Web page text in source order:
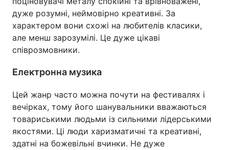
дуже розумні, неймовірно креативні. За
характером вони схожі на любителів класики,
але менш зарозумілі. Це дуже цікаві
співрозмовники.
Електронна музика
Цей жанр часто можна почути на фестивалях і
вечірках, тому його шанувальники вважаються
товариськими людьми із сильними лідерськими
якостями. Ці люди харизматичні та креативні,
здатні на божевільні вчинки. Не дуже